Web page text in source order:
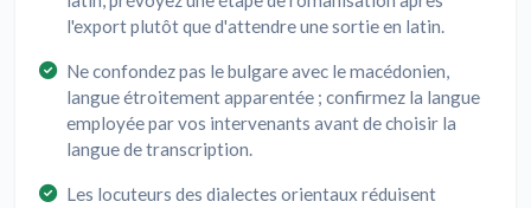
l'export plutôt que d'attendre une sortie en latin.
Ne confondez pas le bulgare avec le macédonien,
langue étroitement apparentée ; confirmez la langue
employée par vos intervenants avant de choisir la
langue de transcription.
Les locuteurs des dialectes orientaux réduisent